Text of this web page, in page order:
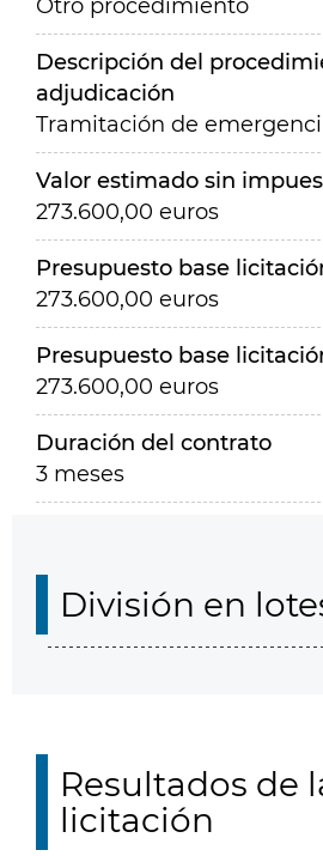
Otro procedimiento
Descripción del
adjudicación
Tramitación de
Valor estimado sin
273.600,00 euros
Presupuesto base
273.600,00 euros
Presupuesto base
273.600,00 euros
Duración del contrato
3 meses
División en
Resultados de
licitación